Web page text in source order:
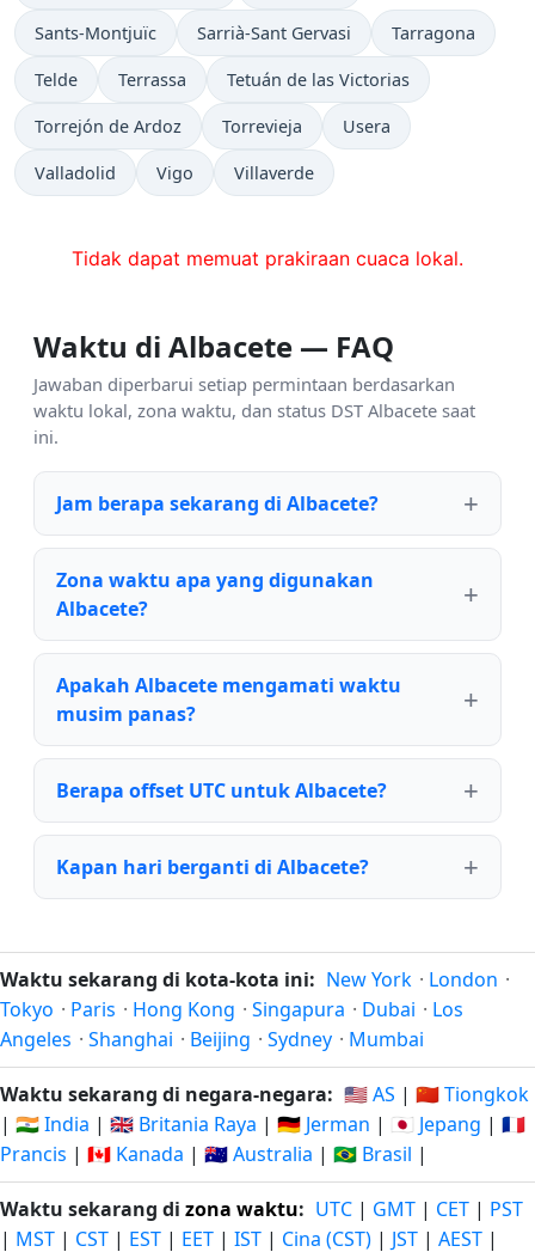
Sants-Montjuïc Sarrià-Sant Gervasi Tarragona
Telde Terrassa Tetuán de las Victorias
Torrejón de Ardoz Torrevieja Usera
Valladolid Vigo Villaverde
Tidak dapat memuat prakiraan cuaca lokal.
Waktu di Albacete — FAQ
Jawaban diperbarui setiap permintaan berdasarkan
waktu lokal, zona waktu, dan status DST Albacete saat
ini.
Jam berapa sekarang di Albacete?
Zona waktu apa yang digunakan
Albacete?
Apakah Albacete mengamati waktu
musim panas?
Berapa offset UTC untuk Albacete?
Kapan hari berganti di Albacete?
Waktu sekarang di kota-kota ini: New York · London ·
Tokyo · Paris · Hong Kong · Singapura · Dubai · Los
Angeles · Shanghai · Beijing · Sydney · Mumbai
Waktu sekarang di negara-negara: 🇺🇸 AS | 🇨🇳 Tiongkok
| 🇮🇳 India | 🇬🇧 Britania Raya | 🇩🇪 Jerman | 🇯🇵 Jepang | 🇫🇷
Prancis | 🇨🇦 Kanada | 🇦🇺 Australia | 🇧🇷 Brasil |
Waktu sekarang di zona waktu: UTC | GMT | CET | PST
| MST | CST | EST | EET | IST | Cina (CST) | JST | AEST |